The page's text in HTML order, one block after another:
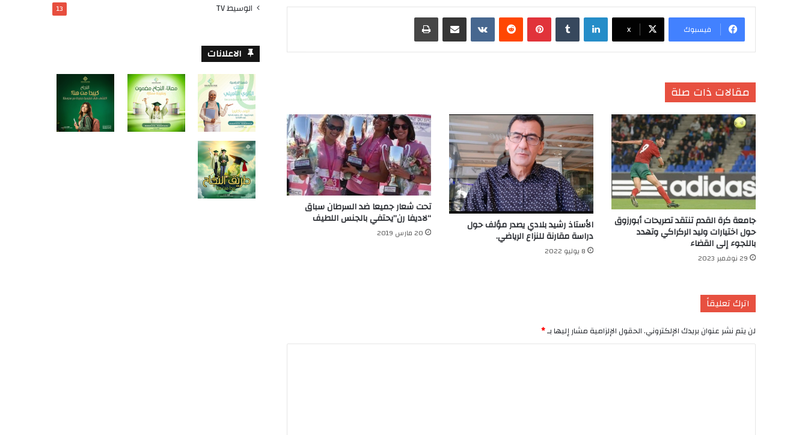
فيسبوك X
لينكدإن بينتيريست
مقالات ذات صلة
جامعة كرة القدم تنتقد تصريحات أبورزوق
حول اختيارات وليد الركراكي وتهدد
باللجوء إلى القضاء
29 نوفمبر 2023
الأستاذ رشيد بلادي يصدر مؤلف حول
دراسة مقارنة للنزاع الرياضي.
8 يوليو 2022
تحت شعار جميعا ضد السرطان سباق
“لاديفا رن”يحتفي بالجنس اللطيف
20 مارس 2019
اترك تعليقاً
لن يتم نشر عنوان بريدك الإلكتروني.الحقول الإلزامية مشار إليها بـ*
الوسيط TV 13
الاعلانات